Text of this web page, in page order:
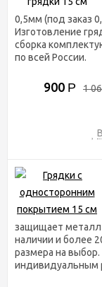
0,5мм (под заказ
Изготовление
сборка
по всей России.
900 Р 1
защищает металл
наличии и более
размера на
индивидуальным